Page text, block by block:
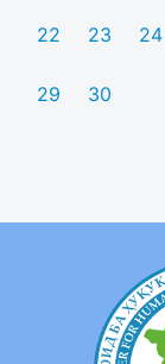
22 23 24
29 30